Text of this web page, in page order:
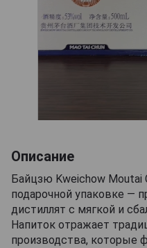
Описание
Байцзю Kweichow Moutai
подарочной упаковке —
дистиллят с мягкой и
Напиток отражает
производства, которые